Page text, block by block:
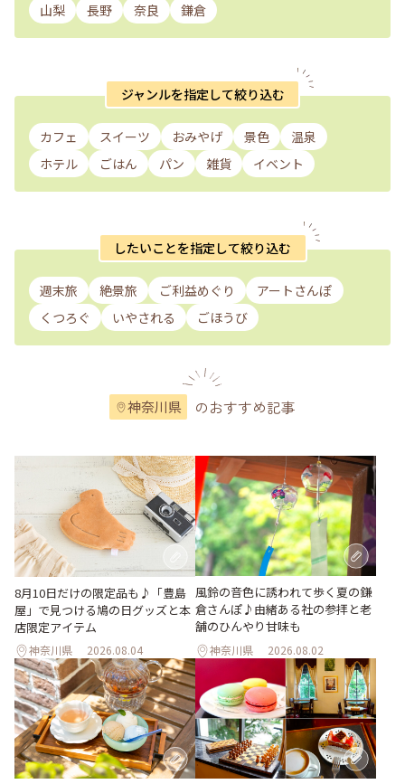
山梨
長野 奈良 鎌倉
ジャンルを指定して絞り込む
カフェ スイーツ おみやげ 景色
温泉
ホテル
ごはん パン 雑貨 イベント
したいことを指定して絞り込む
週末旅 絶景旅 ご利益めぐり
アートさんぽ
くつろぐ
いやされる ごほうび
神奈川県 のおすすめ記事
8月10日だけの限定品も♪「豊島
屋」で見つける鳩の日グッズと本
店限定アイテム
神奈川県 2026.08.04
風鈴の音色に誘われて歩く夏の鎌
倉さんぽ♪由緒ある社の参拝と老
舗のひんやり甘味も
神奈川県 2026.08.02